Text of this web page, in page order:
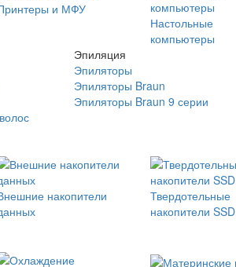
и МФУ
Настольные
компьютеры
Эпиляция
Эпиляторы
Эпиляторы Braun
Эпиляторы Braun 9 серии
накопители
Твердотельные
накопители SSD